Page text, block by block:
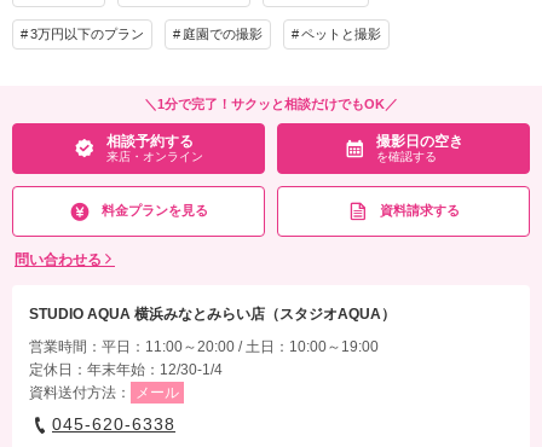
3万円以下のプラン 庭園での撮影 ペットと撮影
＼1分で完了！サクッと相談だけでもOK／
相談予約する
来店・オンライン
撮影日の空き
を確認する
料金プランを見る 資料請求する
問い合わせる
STUDIO AQUA 横浜みなとみらい店（スタジオAQUA）
営業時間：平日：11:00～20:00 / 土日：10:00～19:00
定休日：年末年始：12/30-1/4
資料送付方法：
メール
045-620-6338